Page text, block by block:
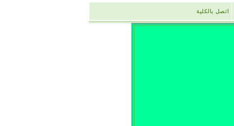
اتصل بالكلية